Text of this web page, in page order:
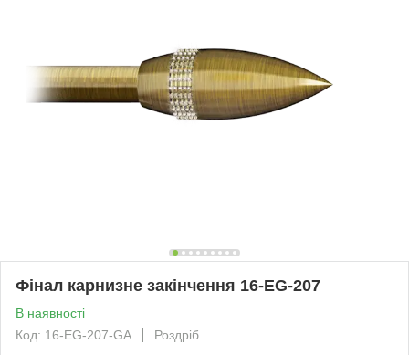
Фінал карнизне закінчення 16-EG-207
В наявності
Код: 16-EG-207-GA
Роздріб